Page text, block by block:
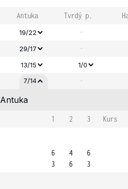
Antuka Tvrdý p.
19/22 -
29/17 -
13/15
1/0
7/14 -
Antuka
1 2 3
Kurs
6
3
4
6
6
3